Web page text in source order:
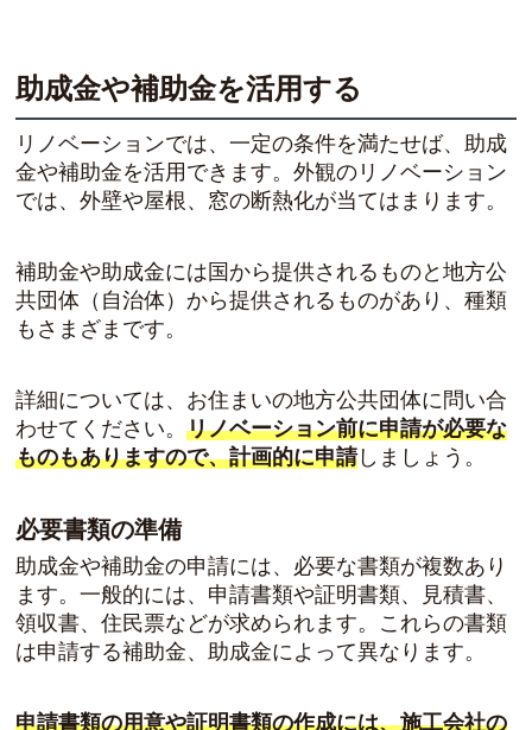
助成金や補助金を活用する
リノベーションでは、一定の条件を満たせば、助成
金や補助金を活用できます。外観のリノベーション
では、外壁や屋根、窓の断熱化が当てはまります。
補助金や助成金には 国から提供されるものと地方公
共団体（自治体）から提供されるものがあり、種類
もさまざまです。
詳細については、お住まいの地方公共団体に問い合
わせてください。リノベーション前に申請が必要な
ものもありますので、計画的に申請しましょう。
必要書類の準備
助成金や補助金の申請には、必要な書類が複数あり
ます。一般的には、 申請書類や証明書類、見積書、
領収書、住民票などが求められます。これらの書類
は申請する補助金、助成金によって異なります。
申請書類の用意や証明書類の作成には、施工会社の